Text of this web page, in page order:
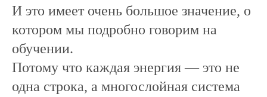
И это имеет очень большое значение, о
котором мы подробно говорим на
обучении.
Потому что каждая энергия — это не
одна строка, а многослойная система